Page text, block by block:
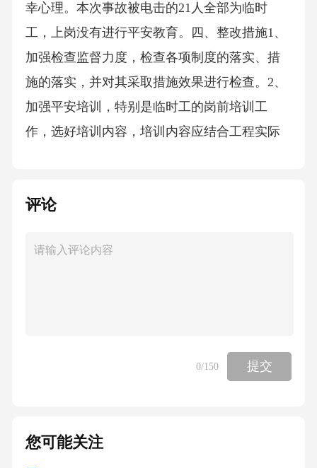
幸心理。本次事故被电击的21人全部为临时
工，上岗没有进行平安教育。四、整改措施1、
加强检查监督力度，检查各项制度的落实、措
施的落实，并对其采取措施效果进行检查。2、
加强平安培训，特别是临时工的岗前培训工
作，选好培训内容，培训内容应结合工程实际
源，结合存在问题的症结，制定有效的措施。
某施工队在一县城内进行管道施工，由于该处
了人孔坑，另一人在坑沿上看着。因为坑底不
平，为了把积水尽可能抽净，有的地方需要移
有及时发现同伴触电，等他发现时，触电人员
评论
0/150 提交
您可能关注